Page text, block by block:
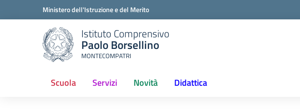
Ministero dell'Istruzione e del Merito
Istituto Comprensivo
Paolo Borsellino
MONTECOMPATRI
Scuola Servizi Novità
(current) Didattica